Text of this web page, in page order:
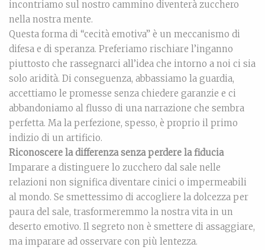
incontriamo sul nostro cammino diventerà zucchero
nella nostra mente.
Questa forma di “cecità emotiva” è un meccanismo di
difesa e di speranza. Preferiamo rischiare l’inganno
piuttosto che rassegnarci all’idea che intorno a noi ci sia
solo aridità. Di conseguenza, abbassiamo la guardia,
accettiamo le promesse senza chiedere garanzie e ci
abbandoniamo al flusso di una narrazione che sembra
perfetta. Ma la perfezione, spesso, è proprio il primo
indizio di un artificio.
Riconoscere la differenza senza perdere la fiducia
Imparare a distinguere lo zucchero dal sale nelle
relazioni non significa diventare cinici o impermeabili
al mondo. Se smettessimo di accogliere la dolcezza per
paura del sale, trasformeremmo la nostra vita in un
deserto emotivo. Il segreto non è smettere di assaggiare,
ma imparare ad osservare con più lentezza.